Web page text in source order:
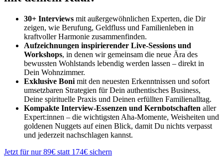
30+ Interviews mit außergewöhnlichen Experten, die Dir
zeigen, wie Berufung, Geldfluss und Familienleben in
kraftvoller Harmonie zusammenfinden.
Aufzeichnungen inspirierender Live-Sessions und
Workshops, in denen wir gemeinsam die neue Ära des
bewussten Wohlstands lebendig werden lassen – direkt in
Dein Wohnzimmer.
Exklusive Boni mit den neuesten Erkenntnissen und sofort
umsetzbaren Strategien für Dein authentisches Business,
Deine spirituelle Praxis und Deinen erfüllten Familienalltag.
Kompakte Interview-Essenzen und Kernbotschaften aller
Expert:innen – die wichtigsten Aha-Momente, Weisheiten und
goldenen Nuggets auf einen Blick, damit Du nichts verpasst
und jederzeit nachschlagen kannst.
Jetzt für nur 89€ statt 174€ sichern